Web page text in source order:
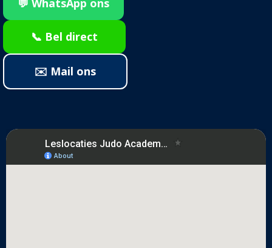
💬 WhatsApp ons
📞 Bel direct
✉️ Mail ons